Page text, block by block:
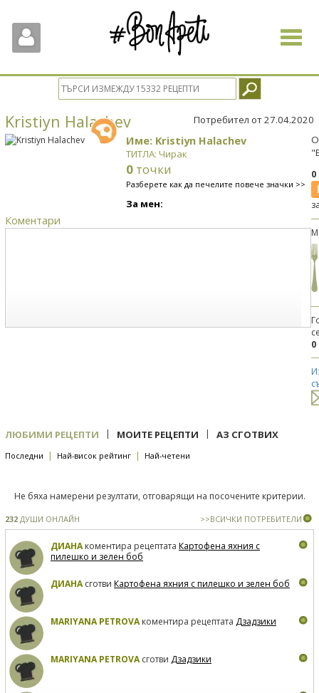
Toggle
Kristiyn Halachev Потребител от 27.04.2020
Име: Kristiyn Halachev
ТИТЛА: Чирак
0 точки
Разберете как да печелите повече значки >>
За мен:
Коментари
0
ЛЮБИМИ РЕЦЕПТИ | МОИТЕ РЕЦЕПТИ | АЗ СГОТВИХ
Последни | Най-висок рейтинг | Най-четени
Не бяха намерени резултати, отговарящи на посочените критерии.
232 ДУШИ ОНЛАЙН >>ВСИЧКИ ПОТРЕБИТЕЛИ
ДИАНАкоментира рецептата Картофена яхния с
пилешко и зелен боб
ДИАНАсготви Картофена яхния с пилешко и зелен боб
MARIYANA PETROVAкоментира рецептата Дзадзики
MARIYANA PETROVAсготви Дзадзики